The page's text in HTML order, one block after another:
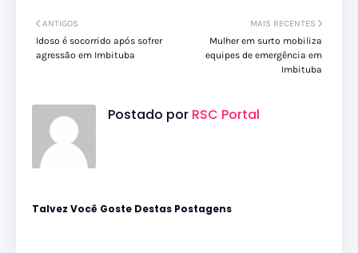
MAIS RECENTES
Mulher em surto mobiliza
equipes de emergência em
Imbituba
ANTIGOS
Idoso é socorrido após sofrer
agressão em Imbituba
Postado por RSC Portal
Talvez Você Goste Destas Postagens